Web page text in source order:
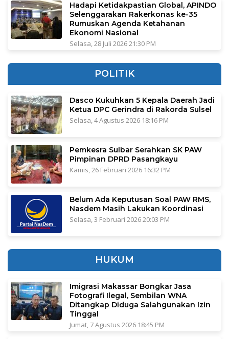
Hadapi Ketidakpastian Global, APINDO
Selenggarakan Rakerkonas ke-35
Rumuskan Agenda Ketahanan
Ekonomi Nasional
Selasa, 28 Juli 2026 21:30 PM
POLITIK
Dasco Kukuhkan 5 Kepala Daerah Jadi
Ketua DPC Gerindra di Rakorda Sulsel
Selasa, 4 Agustus 2026 18:16 PM
Pemkesra Sulbar Serahkan SK PAW
Pimpinan DPRD Pasangkayu
Kamis, 26 Februari 2026 16:32 PM
Belum Ada Keputusan Soal PAW RMS,
Nasdem Masih Lakukan Koordinasi
Selasa, 3 Februari 2026 20:03 PM
HUKUM
Imigrasi Makassar Bongkar Jasa
Fotografi Ilegal, Sembilan WNA
Ditangkap Diduga Salahgunakan Izin
Tinggal
Jumat, 7 Agustus 2026 18:45 PM